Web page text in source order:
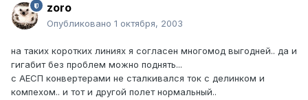
zoro
Опубликовано 1 октября, 2003
на таких коротких линиях я согласен многомод выгодней.. да и
гигабит без проблем можно поднять...
с АЕСП конвертерами не сталкивался ток с делинком и
компехом.. и тот и другой полет нормальный..